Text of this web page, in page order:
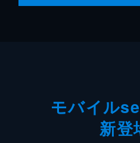
モバイル
新登